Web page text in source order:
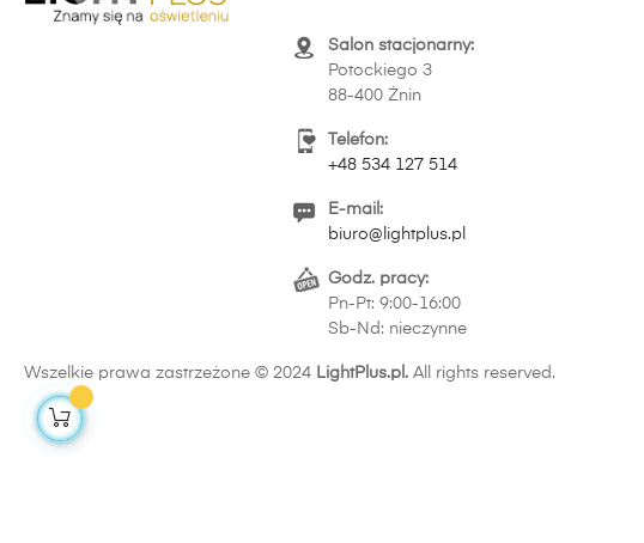
Salon stacjonarny:
Potockiego 3
88-400 Żnin
Telefon:
+48 534 127 514
E-mail:
biuro@lightplus.pl
Godz. pracy:
Pn-Pt: 9:00-16:00
Sb-Nd: nieczynne
Wszelkie prawa zastrzeżone © 2024 LightPlus.pl. All rights reserved.